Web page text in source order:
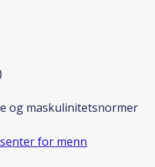
og maskulinitetsnormer
for menn